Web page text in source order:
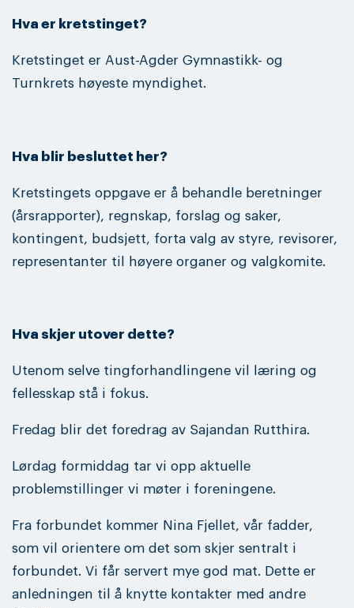
Hva er kretstinget?
Kretstinget er Aust-Agder Gymnastikk- og
Turnkrets høyeste myndighet.
Hva blir besluttet her?
Kretstingets oppgave er å behandle beretninger
(årsrapporter), regnskap, forslag og saker,
kontingent, budsjett, forta valg av styre, revisorer,
representanter til høyere organer og valgkomite.
Hva skjer utover dette?
Utenom selve tingforhandlingene vil læring og
fellesskap stå i fokus.
Fredag blir det foredrag av Sajandan Rutthira.
Lørdag formiddag tar vi opp aktuelle
problemstillinger vi møter i foreningene.
Fra forbundet kommer Nina Fjellet, vår fadder,
som vil orientere om det som skjer sentralt i
forbundet. Vi får servert mye god mat. Dette er
anledningen til å knytte kontakter med andre